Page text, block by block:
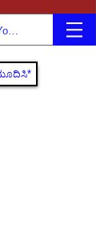
ಸೇರಿಕೊಳ್ಳಿ